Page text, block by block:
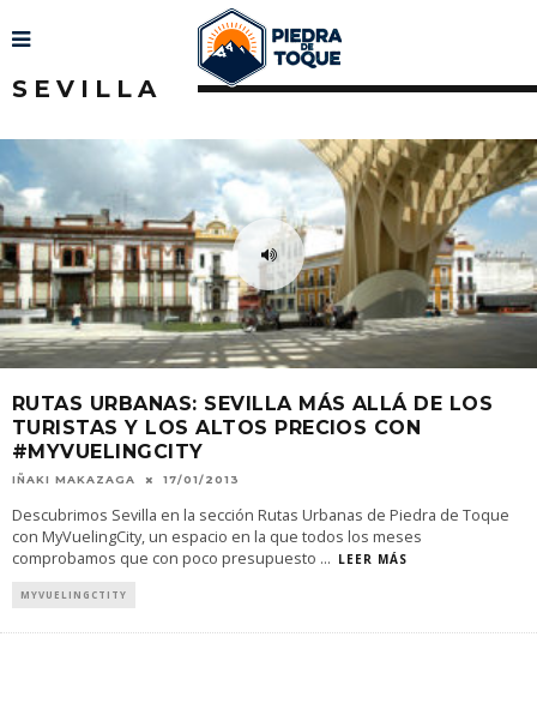
SEVILLA
RUTAS URBANAS: SEVILLA MÁS ALLÁ DE LOS
TURISTAS Y LOS ALTOS PRECIOS CON
#MYVUELINGCITY
IÑAKI MAKAZAGA 17/01/2013
Descubrimos Sevilla en la sección Rutas Urbanas de Piedra de Toque
con MyVuelingCity, un espacio en la que todos los meses
comprobamos que con poco presupuesto ... LEER MÁS
MYVUELINGCTITY